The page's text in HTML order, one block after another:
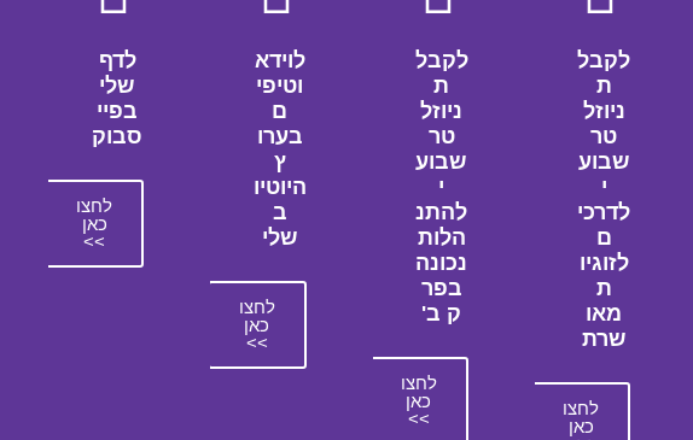
לקבל
ת
ניוזל
טר
שבוע
י
לדרכי
ם
לזוגיו
ת
מאו
שרת
לחצו
כאן
לקבל
ת
ניוזל
טר
שבוע
י
להתנ
הלות
נכונה
בפר
ק ב'
לחצו
כאן
>>
לוידא
וטיפי
ם
בערו
ץ
היוטיו
ב
שלי
לחצו
כאן
>>
לדף
שלי
בפיי
סבוק
לחצו
כאן
>>